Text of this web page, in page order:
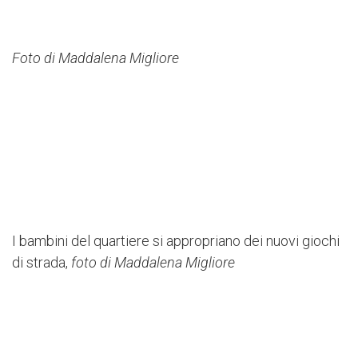
Foto di Maddalena Migliore
I bambini del quartiere si appropriano dei nuovi giochi
di strada, foto di Maddalena Migliore